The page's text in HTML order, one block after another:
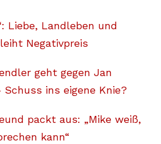
Liebe, Landleben und
Negativpreis
geht gegen Jan
ins eigene Knie?
packt aus: „Mike weiß,
kann“